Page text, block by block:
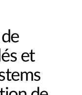
et